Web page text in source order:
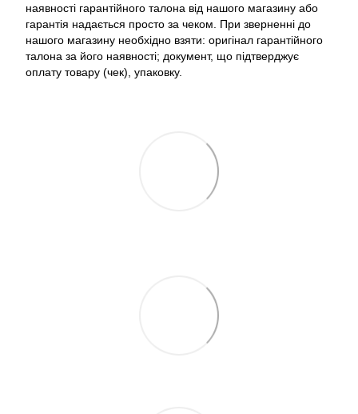
наявності гарантійного талона від нашого магазину або
гарантія надається просто за чеком. При зверненні до
нашого магазину необхідно взяти: оригінал гарантійного
талона за його наявності; документ, що підтверджує
оплату товару (чек), упаковку.